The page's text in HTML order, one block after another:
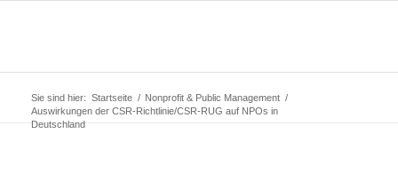
Sie sind hier: Startseite / Nonprofit & Public Management /
Auswirkungen der CSR-Richtlinie/CSR-RUG auf NPOs in
Deutschland